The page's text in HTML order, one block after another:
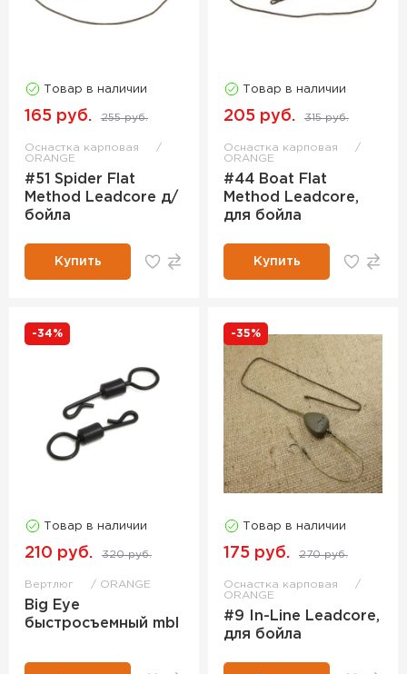
Товар в наличии
165 руб. 255 руб.
Оснастка карповая
ORANGE
#51 Spider Flat
Method Leadcore д/
бойла
Купить
Товар в наличии
205 руб. 315 руб.
Оснастка карповая
ORANGE
#44 Boat Flat
Method Leadcore,
для бойла
Купить
-34%
Товар в наличии
210 руб. 320 руб.
Вертлюг ORANGE
Big Eye
быстросъемный mbl
-35%
Товар в наличии
175 руб. 270 руб.
Оснастка карповая
ORANGE
#9 In-Line Leadcore,
для бойла